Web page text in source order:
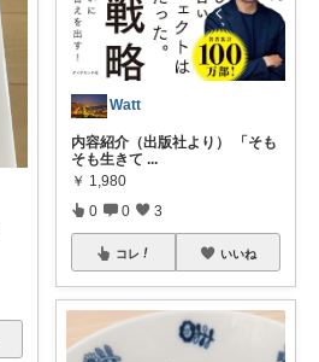
Watt
内容紹介（出版社より） 「そも
そも生きて ...
￥ 1,980
0 0 3
コレ いいね